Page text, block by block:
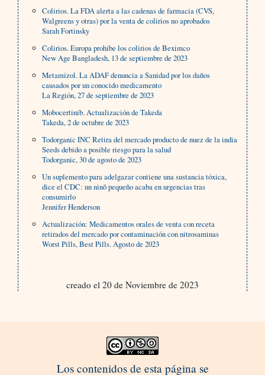
Colirios. La FDA alerta a las cadenas de farmacia (CVS,
Walgreens y otras) por la venta de colirios no aprobados
Sarah Fortinsky
Colirios. Europa prohíbe los colirios de Beximco
New Age Bangladesh, 13 de septiembre de 2023
Metamizol. La ADAF denuncia a Sanidad por los daños
causados por un conocido medicamento
La Región, 27 de septiembre de 2023
Mobocertinib. Actualización de Takeda
Takeda, 2 de octubre de 2023
Todorganic INC Retira del mercado producto de nuez de la india
Seeds debido a posible riesgo para la salud
Todorganic, 30 de agosto de 2023
Un suplemento para adelgazar contiene una sustancia tóxica,
dice el CDC: un ninõ pequeño acaba en urgencias tras
consumirlo
Jennifer Henderson
Actualización: Medicamentos orales de venta con receta
retirados del mercado por contaminación con nitrosaminas
Worst Pills, Best Pills. Agosto de 2023
creado el 20 de Noviembre de 2023
Los contenidos de esta página se